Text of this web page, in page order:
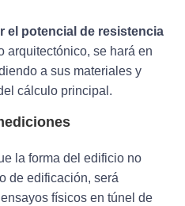
el potencial de resistencia
arquitectónico, se hará en
a sus materiales y
cálculo principal.
la forma del edificio no
de edificación, será
físicos en túnel de